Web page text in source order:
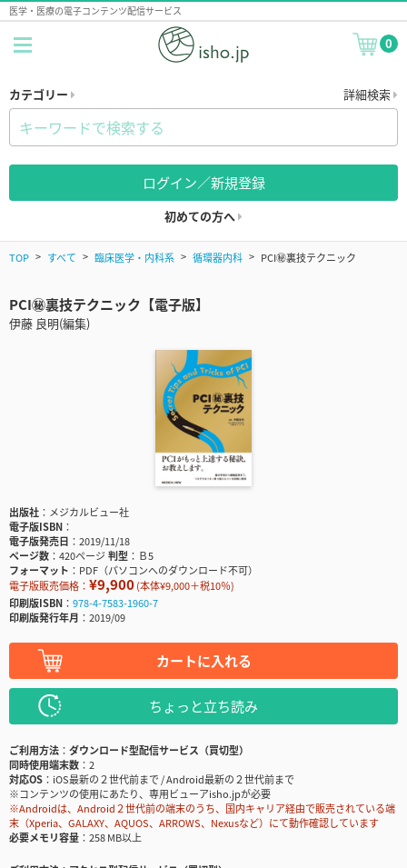
医学・医療の電子コンテンツ配信サービス
0
カテゴリー 詳細検索
ログイン／新規登録
初めての方へ
TOP すべて 臨床医学・内科系 循環器内科 PCI㊙︎裏技テクニック
PCI㊙︎裏技テクニック【電子版】
伊藤 良明(編集)
出版社
メジカルビュー社
電子版ISBN
電子版発売日
2019/11/18
ページ数
420ページ判型
Ｂ5
フォーマット
PDF（パソコンへのダウンロード不可）
電子版販売価格： ¥9,900(本体¥9,000＋税10％)
印刷版ISBN
978-4-7583-1960-7
印刷版発行年月
2019/09
カートに入れる
ちょっと立ち読み
ご利用方法
ダウンロード型配信サービス（買切型）
同時使用端末数
2
対応OS
iOS最新の２世代前まで / Android最新の２世代前まで
※コンテンツの使用にあたり、専用ビューアisho.jpが必要
※Androidは、Android２世代前の端末のうち、国内キャリア経由で販売されている端
末（Xperia、GALAXY、AQUOS、ARROWS、Nexusなど）にて動作確認しています
必要メモリ容量
258 MB以上